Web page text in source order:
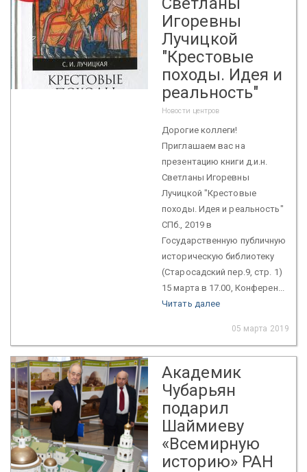
Игоревны
Лучицкой
"Крестовые
походы. Идея и
реальность"
Новости центров
Дорогие коллеги!
Приглашаем вас на
презентацию книги д.и.н.
Светланы Игоревны
Лучицкой "Крестовые
походы. Идея и реальность"
СПб., 2019 в
Государственную публичную
историческую библиотеку
(Старосадский пер.9, стр. 1)
15 марта в 17.00, Конферен...
Читать далее
05 марта 2019
Академик
Чубарьян
подарил
Шаймиеву
«Всемирную
историю» РАН